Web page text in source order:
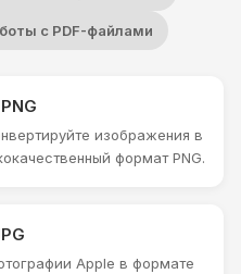
с PDF-файлами
изображения в
формат PNG.
Apple в формате